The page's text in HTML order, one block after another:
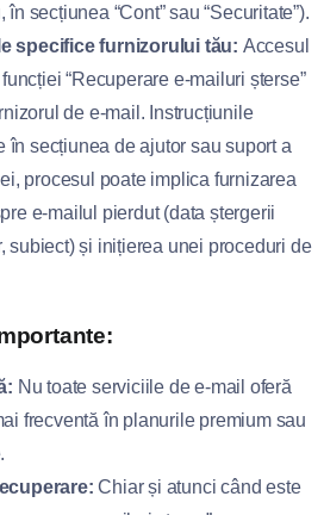
secțiunea “Cont” sau “Securitate”).
specifice furnizorului tău: Accesul
“Recuperare e-mailuri șterse”
de e-mail. Instrucțiunile
în secțiunea de ajutor sau suport a
procesul poate implica furnizarea
e-mailul pierdut (data ștergerii
subiect) și inițierea unei proceduri de
Nu toate serviciile de e-mail oferă
frecventă în planurile premium sau
Chiar și atunci când este